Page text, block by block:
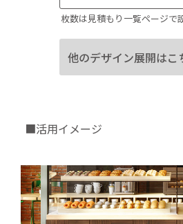
枚数は見積もり一覧ページで
他のデザイン展開はこ
■活用イメージ